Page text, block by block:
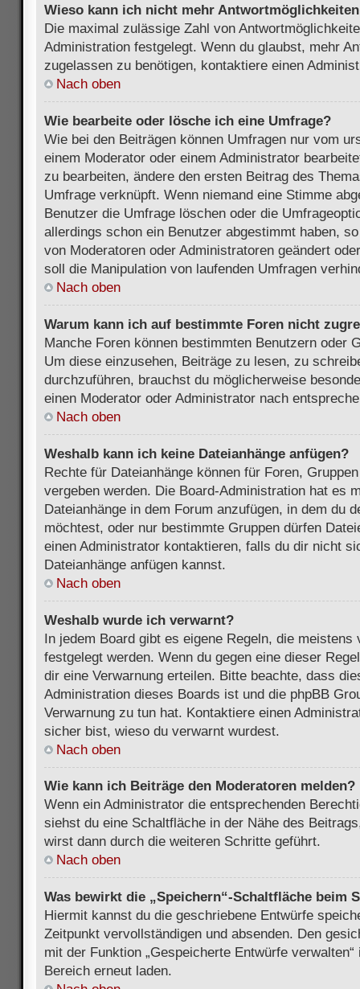
Wieso kann ich nicht mehr
Die maximal zulässige Zahl von
Administration festgelegt. Wenn du glaubst, mehr
zugelassen zu benötigen, kontaktiere einen
Nach oben
Wie bearbeite oder lösche ich eine Umfrage?
Wie bei den Beiträgen können Umfragen nur vom
einem Moderator oder einem Administrator
zu bearbeiten, ändere den ersten Beitrag des
Umfrage verknüpft. Wenn niemand eine Stimme
Benutzer die Umfrage löschen oder die
allerdings schon ein Benutzer abgestimmt haben,
von Moderatoren oder Administratoren geändert
soll die Manipulation von laufenden Umfragen
Nach oben
Warum kann ich auf bestimmte Foren nicht
Manche Foren können bestimmten Benutzern oder
Um diese einzusehen, Beiträge zu lesen, zu
durchzuführen, brauchst du möglicherweise
einen Moderator oder Administrator nach
Nach oben
Weshalb kann ich keine Dateianhänge anfügen?
Rechte für Dateianhänge können für Foren,
vergeben werden. Die Board-Administration hat es
Dateianhänge in dem Forum anzufügen, in dem du
möchtest, oder nur bestimmte Gruppen dürfen
einen Administrator kontaktieren, falls du dir nicht
Dateianhänge anfügen kannst.
Nach oben
Weshalb wurde ich verwarnt?
In jedem Board gibt es eigene Regeln, die meistens
festgelegt werden. Wenn du gegen eine dieser
dir eine Verwarnung erteilen. Bitte beachte, dass
Administration dieses Boards ist und die phpBB
Verwarnung zu tun hat. Kontaktiere einen
sicher bist, wieso du verwarnt wurdest.
Nach oben
Wie kann ich Beiträge den Moderatoren melden?
Wenn ein Administrator die entsprechenden
siehst du eine Schaltfläche in der Nähe des
wirst dann durch die weiteren Schritte geführt.
Nach oben
Was bewirkt die „Speichern“-Schaltfläche beim
Hiermit kannst du die geschriebene Entwürfe
Zeitpunkt vervollständigen und absenden. Den
mit der Funktion „Gespeicherte Entwürfe
Bereich erneut laden.